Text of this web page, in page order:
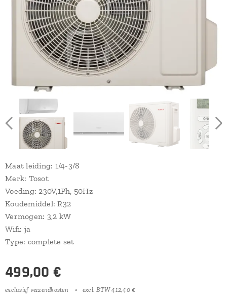
Maat leiding: 1/4-3/8
Merk: Tosot
Voeding: 230V,1Ph, 50Hz
Koudemiddel: R32
Vermogen: 3,2 kW
Wifi: ja
Type: complete set
499,00 €
exclusief verzendkosten excl. BTW 412,40 €